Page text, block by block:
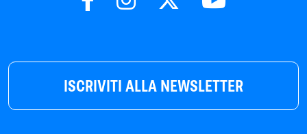
ISCRIVITI ALLA NEWSLETTER